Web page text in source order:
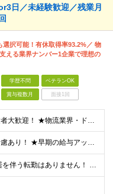
日／未経験歓迎／残業月
選択可能！有休取得率93.2%／ 物
える業界ナンバー1企業で理想の
学歴不問 ベテランOK
賞与複数月 面接1回
★人材業界の未経験者大歓迎！ ★物流業界・ドライバー経験は不問！ ★学歴不問！ ★第二新卒歓迎！ ★ブランクOK！ ＼こんな方にピッタリです！／ ・「圧倒的No.1」を目指す環境で、熱く働きたい方
★前職給与保証・考慮あり！ ★早期の給与アップが可能です 月給24万9113円以上＋賞与年2回＋各種手当 ※経験やスキルを考慮し決定します。 ※試用期間6カ月（その間の給与・待遇に差異はありません
★全国募集！ ★転居を伴う転勤はありません！ ★U・Iターン歓迎！ ＼本社／ 東京都新宿区西新宿1-20-3 西新宿髙木ビル2階 ＼希望の拠点・営業所に配属します！／ 【北海道・東北エリア】 北海